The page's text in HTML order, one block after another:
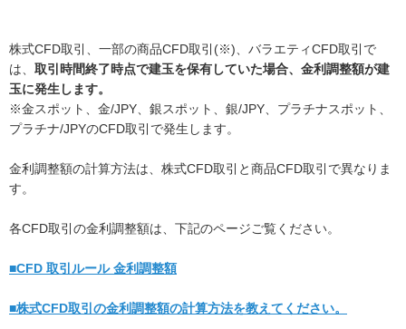
株式CFD取引、一部の商品CFD取引(※)、バラエティCFD取引で
は、 取引時間終了時点で建玉を保有していた場合、金利調整額が建
玉に発生します。
※金スポット、金/JPY、銀スポット、銀/JPY、プラチナスポット、
プラチナ/JPYのCFD取引で発生します。
金利調整額の計算方法は、株式CFD取引と商品CFD取引で異なりま
す。
各CFD取引の金利調整額は、下記のページご覧ください。
■CFD 取引ルール 金利調整額
■株式CFD取引の金利調整額の計算方法を教えてください。